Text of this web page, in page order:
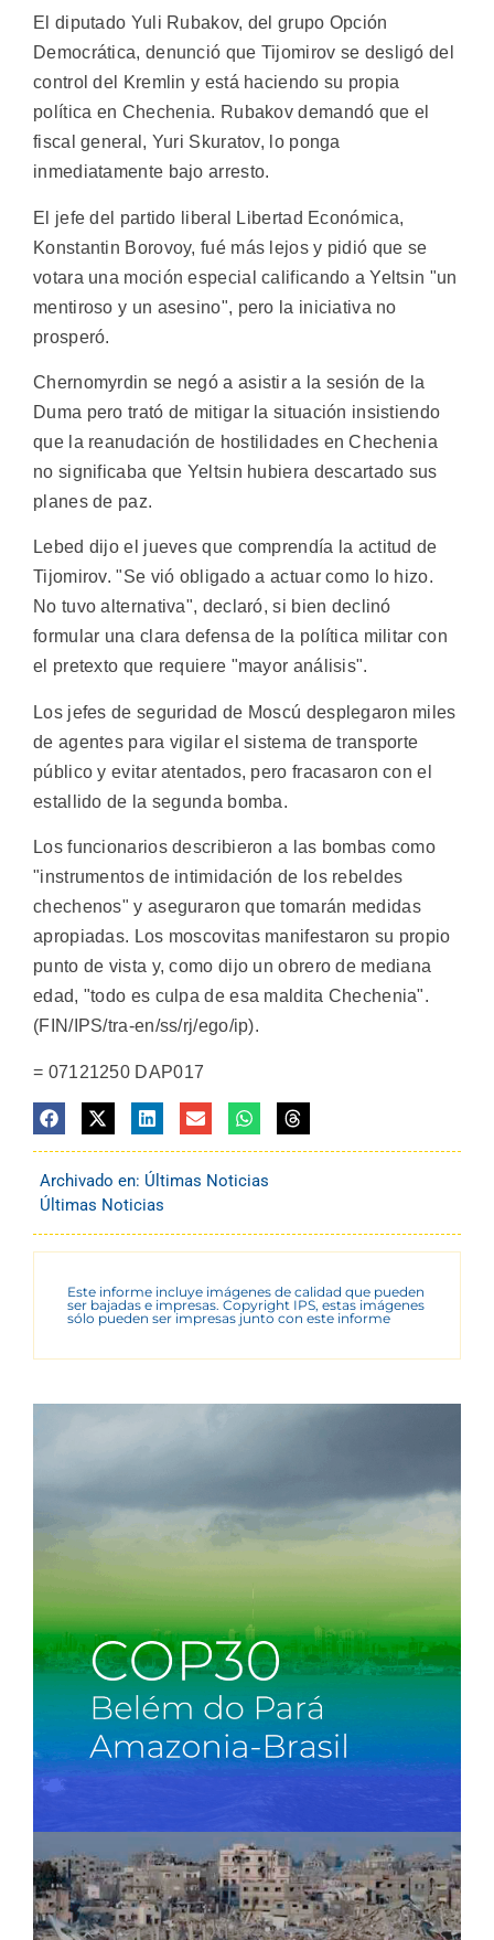
El diputado Yuli Rubakov, del grupo Opción
Democrática, denunció que Tijomirov se desligó del
control del Kremlin y está haciendo su propia
política en Chechenia. Rubakov demandó que el
fiscal general, Yuri Skuratov, lo ponga
inmediatamente bajo arresto.
El jefe del partido liberal Libertad Económica,
Konstantin Borovoy, fué más lejos y pidió que se
votara una moción especial calificando a Yeltsin "un
mentiroso y un asesino", pero la iniciativa no
prosperó.
Chernomyrdin se negó a asistir a la sesión de la
Duma pero trató de mitigar la situación insistiendo
que la reanudación de hostilidades en Chechenia
no significaba que Yeltsin hubiera descartado sus
planes de paz.
Lebed dijo el jueves que comprendía la actitud de
Tijomirov. "Se vió obligado a actuar como lo hizo.
No tuvo alternativa", declaró, si bien declinó
formular una clara defensa de la política militar con
el pretexto que requiere "mayor análisis".
Los jefes de seguridad de Moscú desplegaron miles
de agentes para vigilar el sistema de transporte
público y evitar atentados, pero fracasaron con el
estallido de la segunda bomba.
Los funcionarios describieron a las bombas como
"instrumentos de intimidación de los rebeldes
chechenos" y aseguraron que tomarán medidas
apropiadas. Los moscovitas manifestaron su propio
punto de vista y, como dijo un obrero de mediana
edad, "todo es culpa de esa maldita Chechenia".
(FIN/IPS/tra-en/ss/rj/ego/ip).
= 07121250 DAP017
Archivado en: Últimas Noticias
Últimas Noticias
Este informe incluye imágenes de calidad que pueden
ser bajadas e impresas. Copyright IPS, estas imágenes
sólo pueden ser impresas junto con este informe